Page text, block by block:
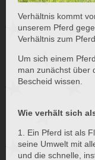
Verhältnis kommt
unserem Pferd
Verhältnis zum Pferd.
Um sich einem
man zunächst über
Bescheid wissen.
Wie verhält sich
1. Ein Pferd ist als
seine Umwelt mit
und die schnelle,